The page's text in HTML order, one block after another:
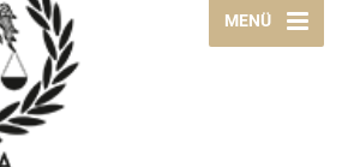
MENÜ